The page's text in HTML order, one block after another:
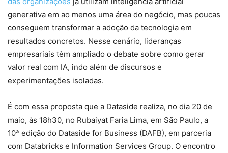
generativa em ao menos uma área do negócio, mas poucas
conseguem transformar a adoção da tecnologia em
resultados concretos. Nesse cenário, lideranças
empresariais têm ampliado o debate sobre como gerar
valor real com IA, indo além de discursos e
experimentações isoladas.
É com essa proposta que a Dataside realiza, no dia 20 de
maio, às 18h30, no Rubaiyat Faria Lima, em São Paulo, a
10ª edição do Dataside for Business (DAFB), em parceria
com Databricks e Information Services Group. O encontro